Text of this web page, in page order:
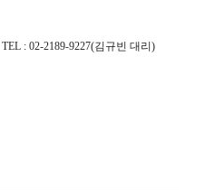
TEL : 02-2189-9227(김규빈 대리 )